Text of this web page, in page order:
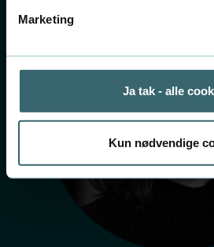
Marketing
Ja tak - alle
Kun nødvendige